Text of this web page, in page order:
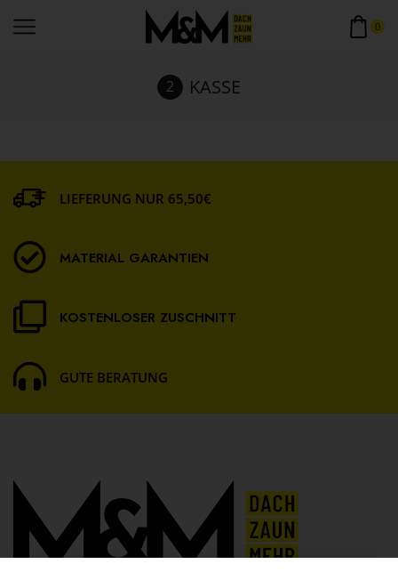
0
KASSE
LIEFERUNG NUR 65,50€
MATERIAL GARANTIEN
KOSTENLOSER ZUSCHNITT
GUTE BERATUNG